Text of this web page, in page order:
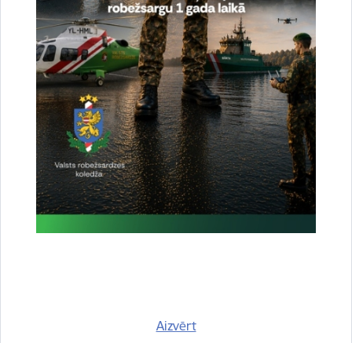
Aizvērt
pakalpojumus)
Izmanto Google Analytics, lai samazinātu
pieprasījuma līmeni.
1 minūte
_gid
Statistikas sīkdatnes (nepieciešamas, lai
uzlabotu vietnes darbību un
pakalpojumus)